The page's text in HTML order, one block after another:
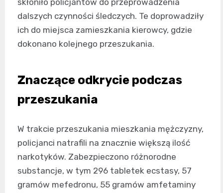
skłoniło policjantów do przeprowadzenia
dalszych czynności śledczych. Te doprowadziły
ich do miejsca zamieszkania kierowcy, gdzie
dokonano kolejnego przeszukania.
Znaczące odkrycie podczas
przeszukania
W trakcie przeszukania mieszkania mężczyzny,
policjanci natrafili na znacznie większą ilość
narkotyków. Zabezpieczono różnorodne
substancje, w tym 296 tabletek ecstasy, 57
gramów mefedronu, 55 gramów amfetaminy